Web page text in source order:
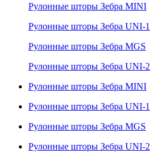
Рулонные шторы Зебра MINI
Рулонные шторы Зебра UNI-1
Рулонные шторы Зебра MGS
Рулонные шторы Зебра UNI-2
Рулонные шторы Зебра MINI
Рулонные шторы Зебра UNI-1
Рулонные шторы Зебра MGS
Рулонные шторы Зебра UNI-2